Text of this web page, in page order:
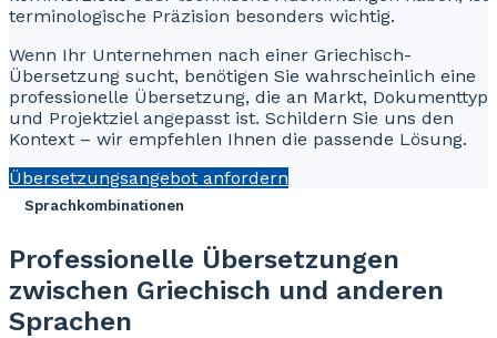
terminologische Präzision besonders wichtig.
Wenn Ihr Unternehmen nach einer Griechisch-
Übersetzung sucht, benötigen Sie wahrscheinlich eine
professionelle Übersetzung, die an Markt, Dokumenttyp
und Projektziel angepasst ist. Schildern Sie uns den
Kontext – wir empfehlen Ihnen die passende Lösung.
Übersetzungsangebot anfordern
Sprachkombinationen
Professionelle Übersetzungen
zwischen Griechisch und anderen
Sprachen